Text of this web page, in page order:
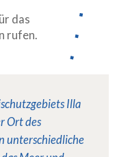
das
rufen.
Illa
Ort des
unterschiedliche